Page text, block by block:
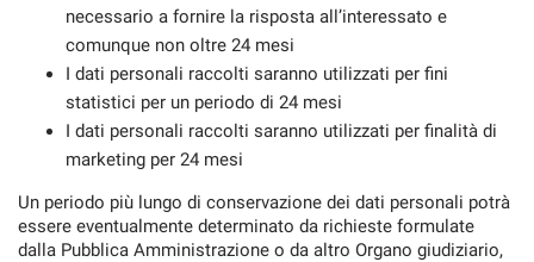
necessario a fornire la risposta all’interessato e
comunque non oltre 24 mesi
I dati personali raccolti saranno utilizzati per fini
statistici per un periodo di 24 mesi
I dati personali raccolti saranno utilizzati per finalità di
marketing per 24 mesi
Un periodo più lungo di conservazione dei dati personali potrà
essere eventualmente determinato da richieste formulate
dalla Pubblica Amministrazione o da altro Organo giudiziario,